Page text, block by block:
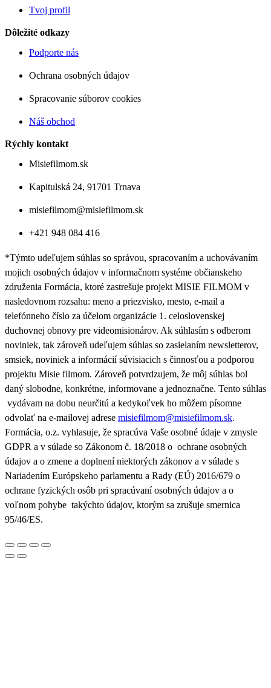
Tvoj profil
Dôležité odkazy
Podporte nás
Ochrana osobných údajov
Spracovanie súborov cookies
Náš obchod
Rýchly kontakt
Misiefilmom.sk
Kapitulská 24, 91701 Trnava
misiefilmom@misiefilmom.sk
+421 948 084 416
*Týmto udeľujem súhlas so správou, spracovaním a uchovávaním
mojich osobných údajov v informačnom systéme občianskeho
združenia Formácia, ktoré zastrešuje projekt MISIE FILMOM v
nasledovnom rozsahu: meno a priezvisko, mesto, e-mail a
telefónneho číslo za účelom organizácie 1. celoslovenskej
duchovnej obnovy pre videomisionárov. Ak súhlasím s odberom
noviniek, tak zároveň udeľujem súhlas so zasielaním newsletterov,
smsiek, noviniek a informácií súvisiacich s činnosťou a podporou
projektu Misie filmom. Zároveň potvrdzujem, že môj súhlas bol
daný slobodne, konkrétne, informovane a jednoznačne. Tento súhlas
vydávam na dobu neurčitú a kedykoľvek ho môžem písomne
odvolať na e-mailovej adrese misiefilmom@misiefilmom.sk.
Formácia, o.z. vyhlasuje, že spracúva Vaše osobné údaje v zmysle
GDPR a v súlade so Zákonom č. 18/2018 o ochrane osobných
údajov a o zmene a doplnení niektorých zákonov a v súlade s
Nariadením Európskeho parlamentu a Rady (EÚ) 2016/679 o
ochrane fyzických osôb pri spracúvaní osobných údajov a o
voľnom pohybe takýchto údajov, ktorým sa zrušuje smernica
95/46/ES.